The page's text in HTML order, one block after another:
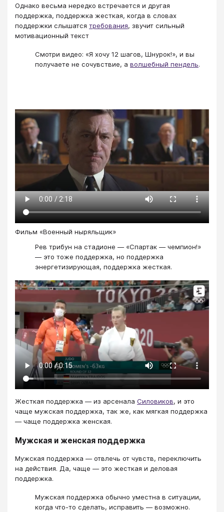
Однако весьма нередко встречается и другая
поддержка, поддержка жесткая, когда в словах
поддержки слышатся требования, звучит сильный
мотивационный текст
Смотри видео: «Я хочу 12 шагов, Шнурок!», и вы
получаете не сочувствие, а волшебный пендель.
Фильм «Военный ныряльщик»
Рев трибун на стадионе — «Спартак — чемпион!»
— это тоже поддержка, но поддержка
энергетизирующая, поддержка жесткая.
Жесткая поддержка — из арсенала Силовиков, и это
чаще мужская поддержка, так же, как мягкая поддержка
— чаще поддержка женская.
Мужская и женская поддержка
Мужская поддержка — отвлечь от чувств, переключить
на действия. Да, чаще — это жесткая и деловая
поддержка.
Мужская поддержка обычно уместна в ситуации,
когда что-то сделать, исправить — возможно.